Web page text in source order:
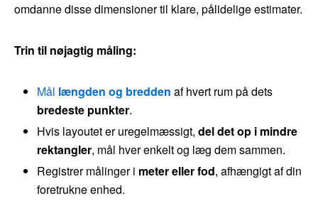
omdanne disse dimensioner til klare, pålidelige estimater.
Trin til nøjagtig måling:
Mål længden og bredden af hvert rum på dets
bredeste punkter.
Hvis layoutet er uregelmæssigt, del det op i mindre
rektangler, mål hver enkelt og læg dem sammen.
Registrer målinger i meter eller fod, afhængigt af din
foretrukne enhed.